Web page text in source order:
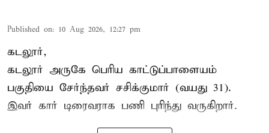
Published on: 10 Aug 2026, 12:27 pm
கடலூர்,
கடலூர் அருகே பெரிய காட்டுப்பாளையம்
பகுதியை சேர்ந்தவர் சசிக்குமார் (வயது 31).
இவர் கார் டிரைவராக பணி புரிந்து வருகிறார்.